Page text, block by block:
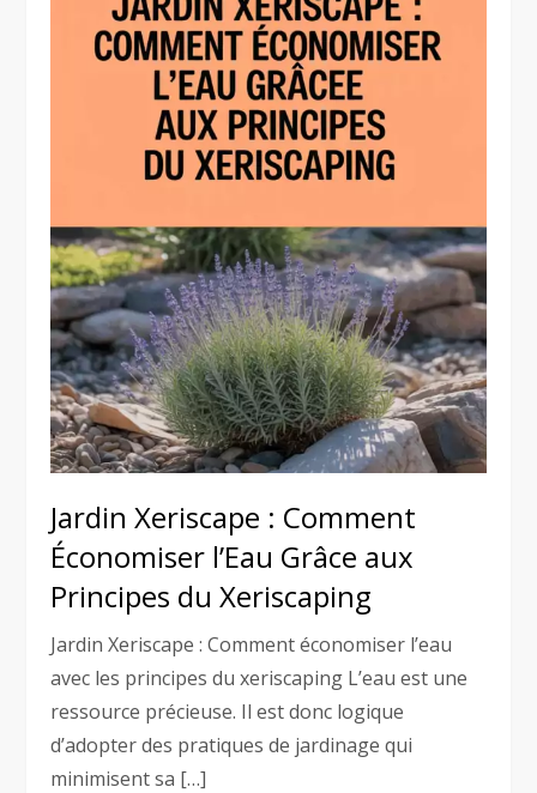
Jardin Xeriscape : Comment
Économiser l’Eau Grâce aux
Principes du Xeriscaping
Jardin Xeriscape : Comment économiser l’eau
avec les principes du xeriscaping L’eau est une
ressource précieuse. Il est donc logique
d’adopter des pratiques de jardinage qui
minimisent sa […]